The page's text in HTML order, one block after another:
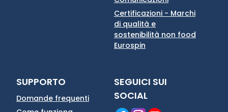
Certificazioni - Marchi
di qualità e
sostenibilità non food
Eurospin
SUPPORTO
Domande frequenti
SEGUICI SUI
SOCIAL